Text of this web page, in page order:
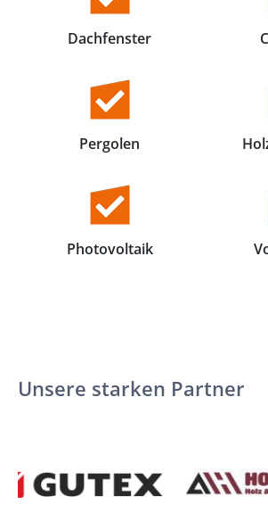
Dachfenster
Pergolen
Photovoltaik
Unsere starken Partner